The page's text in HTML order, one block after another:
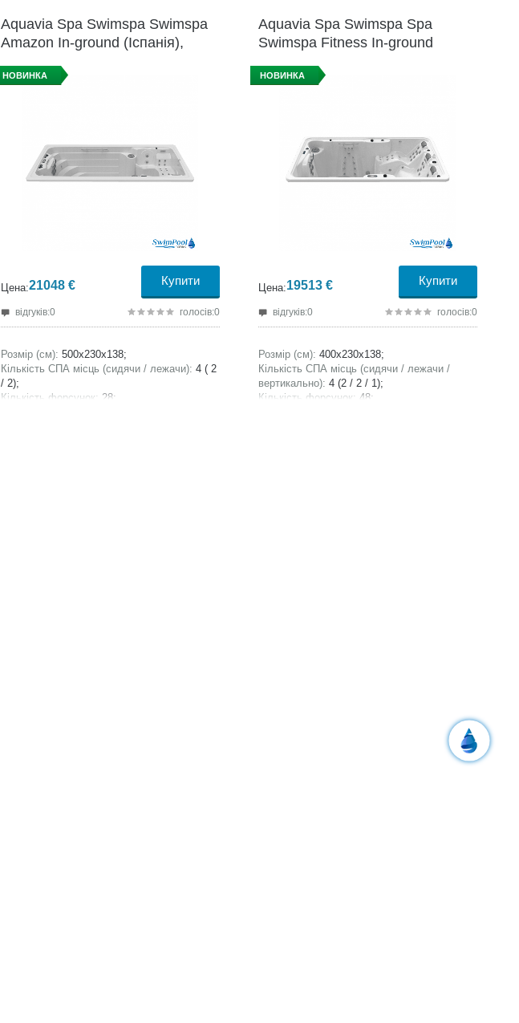
Aquavia Spa Swimspa Swimspa
Amazon In-ground (Іспанія),
НОВИНКА
Цена:21048€ Купити
відгуків:0 голосів:0
Розмір (см): 500x230x138;
Кількість СПА місць (сидячи / лежачи): 4 ( 2
/ 2);
Кількість форсунок: 28;
Aquavia Spa Swimspa Spa
Swimspa Fitness In-ground
НОВИНКА
Цена:19513€ Купити
відгуків:0 голосів:0
Розмір (см): 400x230x138;
Кількість СПА місць (сидячи / лежачи /
вертикально): 4 (2 / 2 / 1);
Кількість форсунок: 48;